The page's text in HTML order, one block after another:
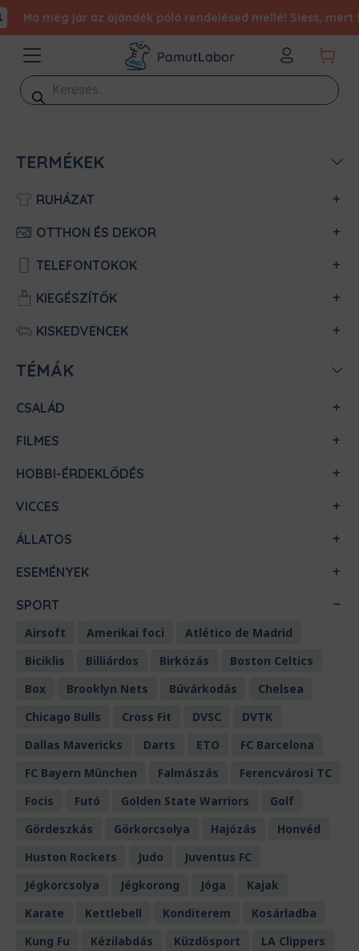
még jár az ajándék póló rendelésed mellé! Siess, mert
Products
search
TERMÉKEK
RUHÁZAT
OTTHON ÉS DEKOR
TELEFONTOKOK
KIEGÉSZÍTŐK
KISKEDVENCEK
TÉMÁK
CSALÁD
FILMES
HOBBI-ÉRDEKLŐDÉS
VICCES
ÁLLATOS
ESEMÉNYEK
SPORT
Airsoft Amerikai foci
Atlético de Madrid
Biciklis
Billiárdos Birkózás
Boston Celtics
Box
Brooklyn Nets Búvárkodás
Chelsea
Chicago Bulls
Cross Fit DVSC
DVTK
Dallas Mavericks
Darts ETO
FC Barcelona
FC Bayern München
Falmászás
Ferencvárosi TC
Focis
Futó Golden State Warriors
Golf
Gördeszkás
Görkorcsolya Hajózás
Honvéd
Huston Rockets
Judo
Juventus FC
Jégkorcsolya
Jégkorong Jóga
Kajak
Karate
Kettlebell Konditerem
Kosárladba
Kung Fu
Kézilabdás Küzdősport
LA Clippers